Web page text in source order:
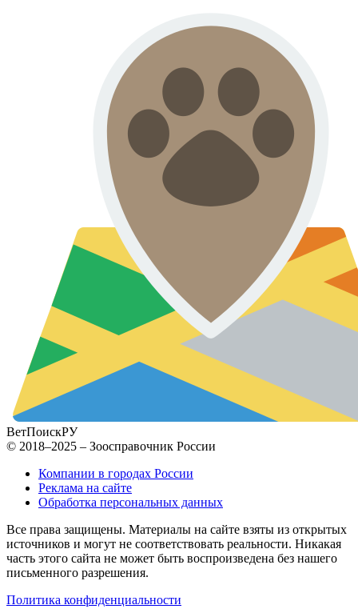
ВетПоискРУ
© 2018–2025 – Зоосправочник России
Компании в городах России
Реклама на сайте
Обработка персональных данных
Все права защищены. Материалы на сайте взяты из открытых
источников и могут не соответствовать реальности. Никакая
часть этого сайта не может быть воспроизведена без нашего
письменного разрешения.
Политика конфиденциальности